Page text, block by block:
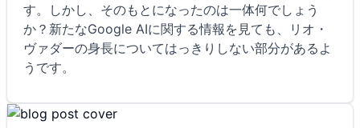
す。しかし、そのもとになったのは一体何でしょう
か？新たなGoogle AIに関する情報を見ても、リオ・
ヴァダーの身長についてはっきりしない部分があるよ
うです。